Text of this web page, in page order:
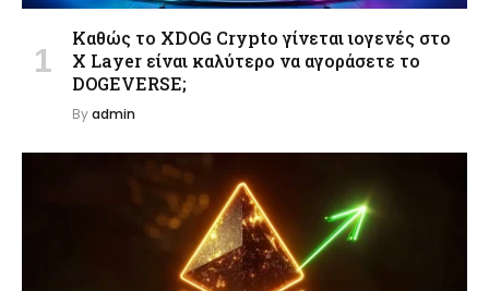
Καθώς το XDOG Crypto γίνεται ιογενές στο
X Layer είναι καλύτερο να αγοράσετε το
DOGEVERSE;
Byadmin